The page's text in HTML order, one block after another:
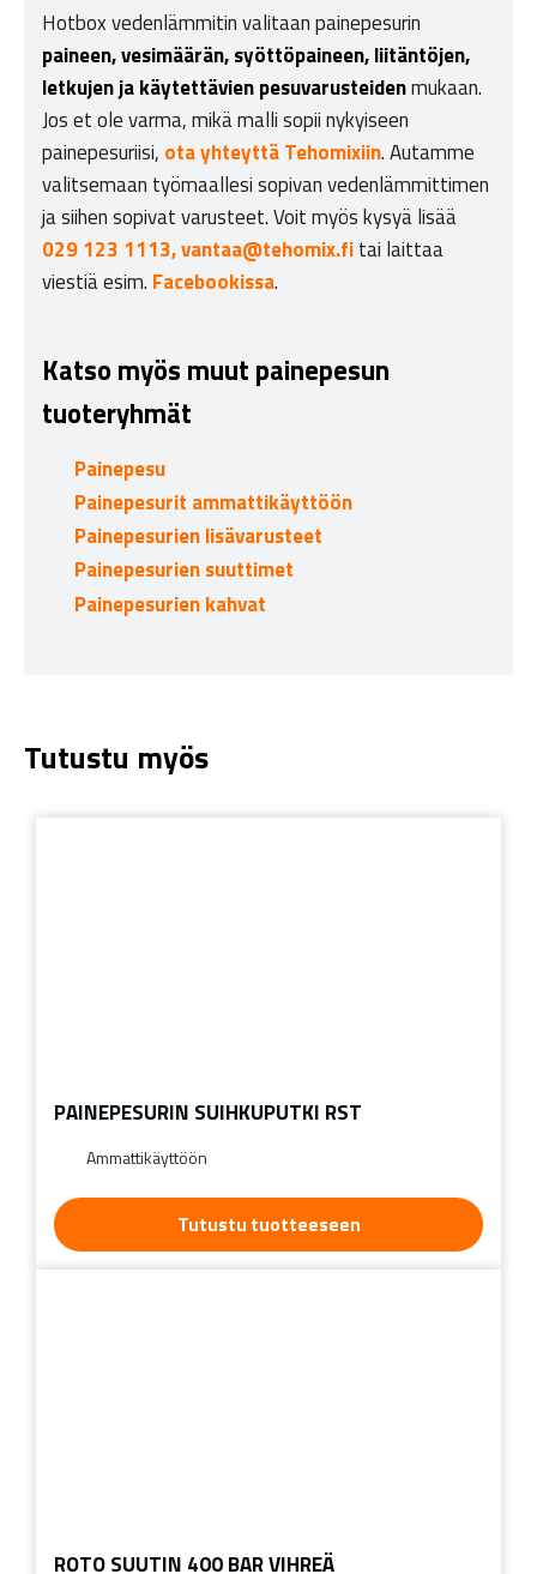
Hotbox vedenlämmitin valitaan painepesurin
paineen, vesimäärän, syöttöpaineen, liitäntöjen,
letkujen ja käytettävien pesuvarusteidenmukaan.
Jos et ole varma, mikä malli sopii nykyiseen
painepesuriisi, ota yhteyttä Tehomixiin. Autamme
valitsemaan työmaallesi sopivan vedenlämmittimen
ja siihen sopivat varusteet. Voit myös kysyä lisää
029 123 1113,vantaa@tehomix.fitai laittaa
viestiä esim. Facebookissa.
Katso myös muut painepesun
tuoteryhmät
Painepesu
Painepesurit ammattikäyttöön
Painepesurien lisävarusteet
Painepesurien suuttimet
Painepesurien kahvat
Tutustu myös
PAINEPESURIN SUIHKUPUTKI RST
Ammattikäyttöön
Tutustu tuotteeseen
ROTO SUUTIN 400 BAR VIHREÄ